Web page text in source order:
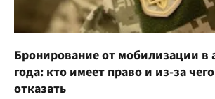
Бронирование от мобилизации в
года: кто имеет право и из-за
отказать